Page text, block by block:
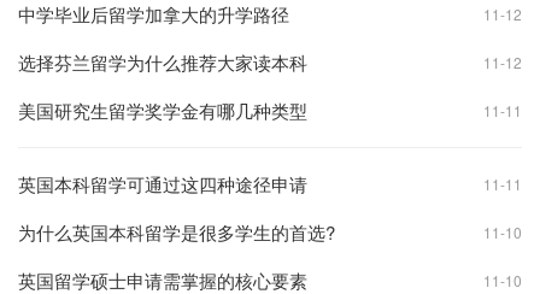
中学毕业后留学加拿大的升学路径 11-12
选择芬兰留学为什么推荐大家读本科 11-12
美国研究生留学奖学金有哪几种类型 11-11
英国本科留学可通过这四种途径申请 11-11
为什么英国本科留学是很多学生的首选? 11-10
英国留学硕士申请需掌握的核心要素 11-10